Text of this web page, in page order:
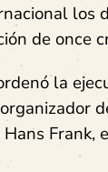
los
de once
la
Frank,